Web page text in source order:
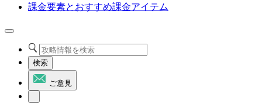
課金要素とおすすめ課金アイテム
検索
ご意見